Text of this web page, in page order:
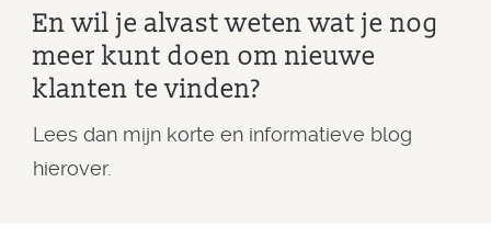
En wil je alvast weten wat je nog
meer kunt doen om nieuwe
klanten te vinden?
Lees dan mijn korte en informatieve blog
hierover.